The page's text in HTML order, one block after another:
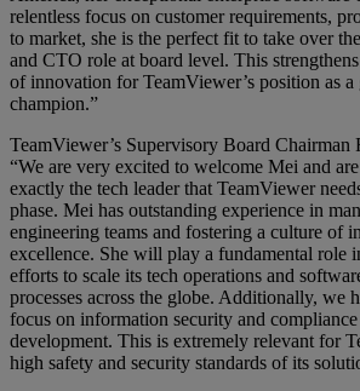
relentless focus on customer requirements,
to market, she is the perfect fit to take over
and CTO role at board level. This
of innovation for TeamViewer’s position as
champion.”
TeamViewer’s Supervisory Board Chairman
“We are very excited to welcome Mei and
exactly the tech leader that TeamViewer
phase. Mei has outstanding experience in
engineering teams and fostering a culture of
excellence. She will play a fundamental role
efforts to scale its tech operations and
processes across the globe. Additionally, we
focus on information security and
development. This is extremely relevant for
high safety and security standards of its